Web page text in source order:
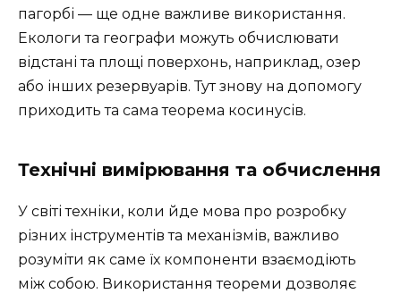
пагорбі — ще одне важливе використання.
Екологи та географи можуть обчислювати
відстані та площі поверхонь, наприклад, озер
або інших резервуарів. Тут знову на допомогу
приходить та сама теорема косинусів.
Технічні вимірювання та обчислення
У світі техніки, коли йде мова про розробку
різних інструментів та механізмів, важливо
розуміти як саме їх компоненти взаємодіють
між собою. Використання теореми дозволяє